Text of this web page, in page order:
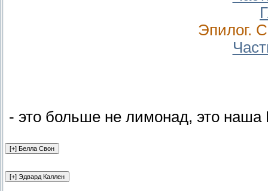
Эпилог.
- это больше не лимонад, это